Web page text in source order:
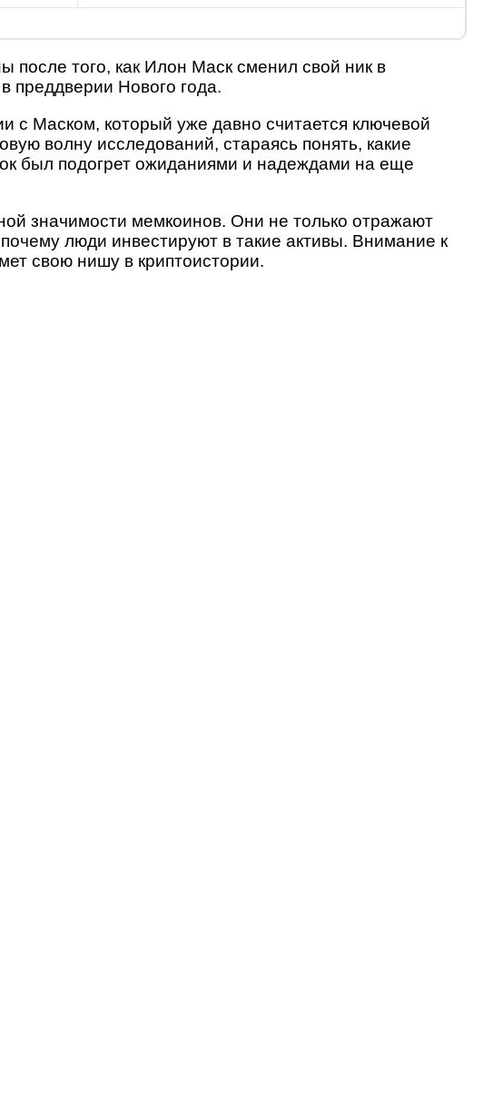
после того, как Илон Маск сменил свой ник в
преддверии Нового года.
с Маском, который уже давно считается ключевой
волну исследований, стараясь понять, какие
был подогрет ожиданиями и надеждами на еще
значимости мемкоинов. Они не только отражают
люди инвестируют в такие активы. Внимание к
свою нишу в криптоистории.